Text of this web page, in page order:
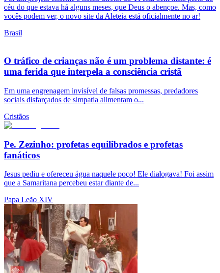
céu do que estava há alguns meses, que Deus o abençoe. Mas, como
vocês podem ver, o novo site da Aleteia está oficialmente no ar!
Brasil
O tráfico de crianças não é um problema distante: é
uma ferida que interpela a consciência cristã
Em uma engrenagem invisível de falsas promessas, predadores
sociais disfarçados de simpatia alimentam o...
Cristãos
Pe. Zezinho: profetas equilibrados e profetas
fanáticos
Jesus pediu e ofereceu água naquele poço! Ele dialogava! Foi assim
que a Samaritana percebeu estar diante de...
Papa Leão XIV